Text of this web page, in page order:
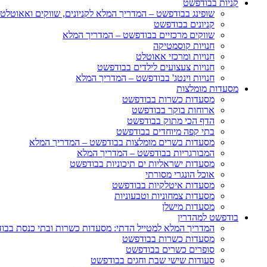
קניות בבודפשט
שופינג בבודפשט – המדריך המלא לקניונים, שווקים
קניונים בבודפשט
שווקים מרכזיים בבודפשט – המדריך המלא
חנויות קוסמטיקה
חנויות ומרכזי אאוטלט
חנויות צעצועים לילדים בבודפשט
חנויות וינטג' בבודפשט – המדריך המלא
מסעדות מומלצות
מסעדות כשרות בבודפשט
ארוחות בוקר בבודפשט
הדף הכי מתוק בבודפשט
בתי קפה מיוחדים בבודפשט
מסעדות בשרים מומלצות בבודפשט – המדריך המלא
המבורגריות בבודפשט – המדריך המלא
מסעדות ישראליות ים תיכוניות בבודפשט
אוכל הונגרי מסורתי
מסעדות איטלקיות בבודפשט
מסעדות צמחוניות וטבעוניות
מסעדות מישלן
בודפשט למהדרין
המדריך המלא למטייל הדתי: מסעדות כשרות ובתי כנסת
מסעדות כשרות בבודפשט
סופרים כשרים בבודפשט
סעודות שישי שבת וחגים בבודפשט